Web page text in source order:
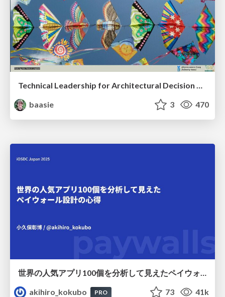
Technical Leadership for Architectural Decision Making
baasie
3 470
世界の人気アプリ100個を分析して見えたペイウォール設計の心得
akihiro_kokubo
PRO 73 41k